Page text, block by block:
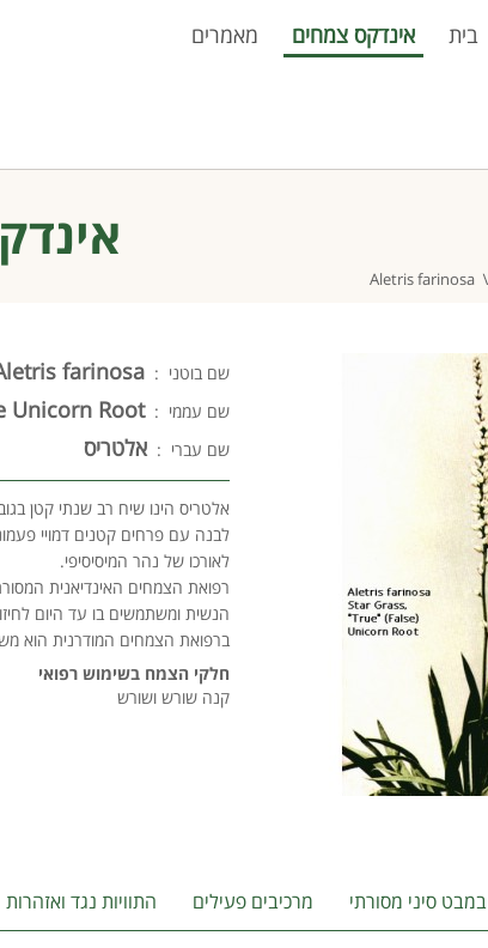
בית אינדקס צמחים מאמרים
Aletris farinosa
שם בוטני : farinosa
שם עממי :Unicorn Root
שם עברי : אלטריס
לבנה עם פרחים קטנים דמויי
לאורכו של נהר המיסיסיפי.
רפואת הצמחים האינדיאנית
הנשית ומשתמשים בו עד היום
ברפואת הצמחים המודרנית הוא
חלקי הצמח בשימוש רפואי
קנה שורש ושורש
במבט סיני מסורתי מרכיבים פעילים התוויות נגד ואזהרות